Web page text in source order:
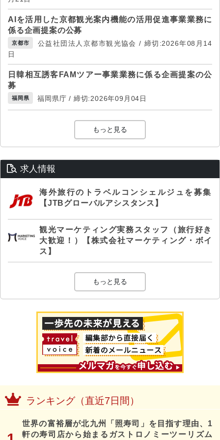
AIを活用した京都観光案内機能の活用促進事業業務に
係る企画提案の公募
京都市
公益社団法人京都市観光協会 / 締切:2026年08月14
日
日韓相互誘客FAMツアー事業業務に係る企画提案の公
募
福岡県 福岡県庁 / 締切:2026年09月04日
もっと見る
求人情報
海外旅行のトラベルコンシェルジュを募集
【JTBグローバルアシスタンス】
観光マーケティング実務スタッフ（旅行好き
大歓迎！）【株式会社マーケティング・ボイ
ス】
もっと見る
ランキング（直近7日間）
世界の富裕層が北九州「照寿司」を目指す理由、1
軒の寿司店から始まるガストロノミーツーリズム